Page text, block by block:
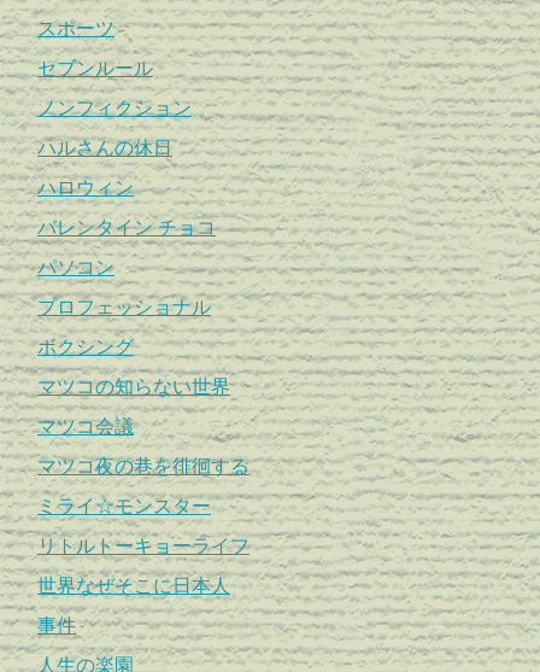
スポーツ
セブンルール
ノンフィクション
ハルさんの休日
ハロウィン
バレンタイン チョコ
パソコン
プロフェッショナル
ボクシング
マツコの知らない世界
マツコ会議
マツコ夜の巷を徘徊する
ミライ☆モンスター
リトルトーキョーライフ
世界なぜそこに日本人
事件
人生の楽園